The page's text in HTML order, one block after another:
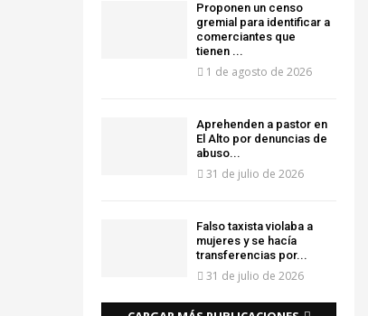
Proponen un censo
gremial para identificar a
comerciantes que
tienen ...
1 de agosto de 2026
Aprehenden a pastor en
El Alto por denuncias de
abuso...
31 de julio de 2026
Falso taxista violaba a
mujeres y se hacía
transferencias por...
31 de julio de 2026